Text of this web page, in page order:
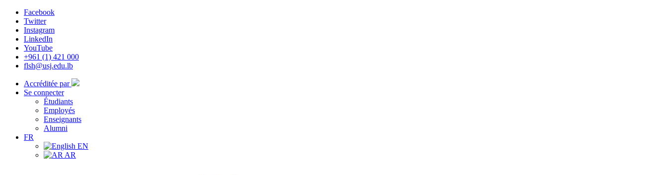
Facebook
Twitter
Instagram
LinkedIn
YouTube
+961 (1) 421 000
flsh@usj.edu.lb
Accréditée par
Se connecter
Étudiants
Employés
Enseignants
Alumni
FR
EN
AR